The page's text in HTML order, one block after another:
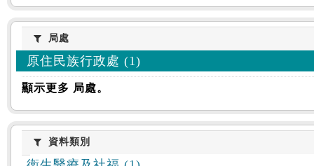
局處局處
原住民族行政處 (1)
顯示更多 局處。
資料類別
資料類別